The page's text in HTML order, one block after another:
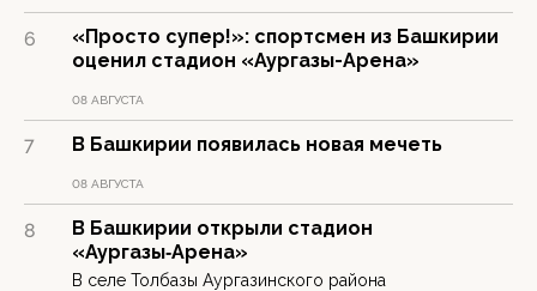
6
«Просто супер!»: спортсмен из Башкирии
оценил стадион «Аургазы-Арена»
08 АВГУСТА
7 В Башкирии появилась новая мечеть
08 АВГУСТА
8
В Башкирии открыли стадион
«Аургазы‑Арена»
В селе Толбазы Аургазинского района